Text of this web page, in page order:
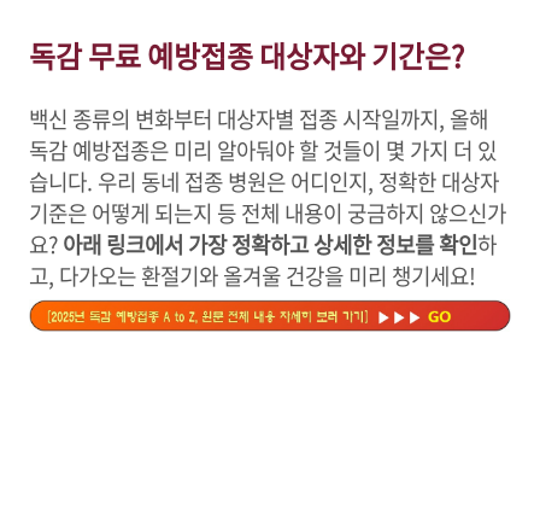
독감 무료 예방접종 대상자와 기간은?
백신 종류의 변화부터 대상자별 접종 시작일까지, 올해
독감 예방접종은 미리 알아둬야 할 것들이 몇 가지 더 있
습니다. 우리 동네 접종 병원은 어디인지, 정확한 대상자
기준은 어떻게 되는지 등 전체 내용이 궁금하지 않으신가
요?아래 링크에서 가장 정확하고 상세한 정보를 확인하
고, 다가오는 환절기와 올겨울 건강을 미리 챙기세요!